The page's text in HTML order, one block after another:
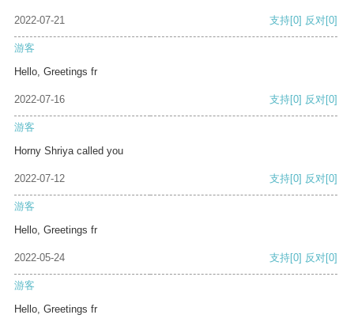
2022-07-21 支持[0] 反对[0]
游客
Hello, Greetings fr
2022-07-16 支持[0] 反对[0]
游客
Horny Shriya called you
2022-07-12 支持[0] 反对[0]
游客
Hello, Greetings fr
2022-05-24 支持[0] 反对[0]
游客
Hello, Greetings fr